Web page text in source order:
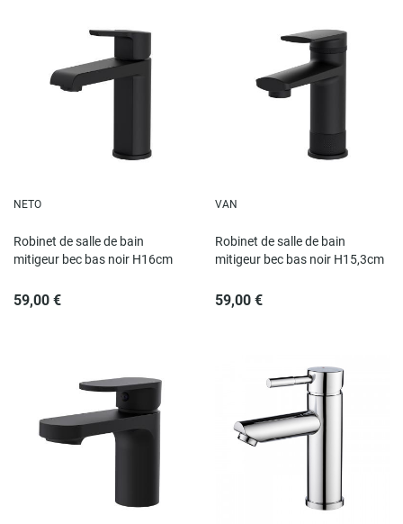
NETO
Robinet de salle de bain
mitigeur bec bas noir H16cm
59,00 €
VAN
Robinet de salle de bain
mitigeur bec bas noir H15,3cm
59,00 €